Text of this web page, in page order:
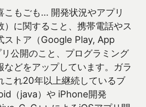
こもごも… 開発状況やアプリ
）に関すること、携帯電話やス
ストア（Google Play, App
公開のこと、プログラミング
などをアップしています。ガラ
これ20年以上継続しているブ
（java）や iPhone開発